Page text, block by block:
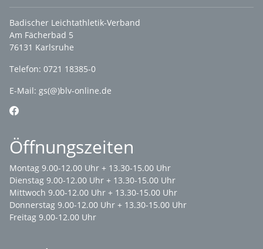
Badischer Leichtathletik-Verband
Am Fächerbad 5
76131 Karlsruhe
Telefon: 0721 18385-0
E-Mail: gs(@)blv-online.de
Öffnungszeiten
Montag 9.00-12.00 Uhr + 13.30-15.00 Uhr
Dienstag 9.00-12.00 Uhr + 13.30-15.00 Uhr
Mittwoch 9.00-12.00 Uhr + 13.30-15.00 Uhr
Donnerstag 9.00-12.00 Uhr + 13.30-15.00 Uhr
Freitag 9.00-12.00 Uhr